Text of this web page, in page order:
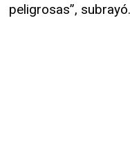
peligrosas”, subrayó.